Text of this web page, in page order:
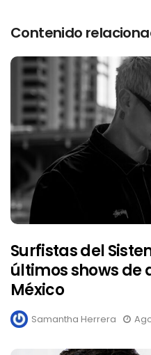
Contenido
Surfistas del
últimos shows de
México
Samantha Herrera